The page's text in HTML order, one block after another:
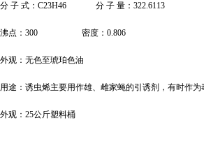
分 子 式： C23H46 分 子 量： 322.6113
沸点： 300 密度： 0.806
外观：无色至琥珀色油
用途：诱虫烯主要用作雄、雌家蝇的引诱剂，有时作为
外观： 25公斤塑料桶